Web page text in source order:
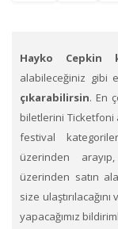
SAT
Hayko Cepkin
alabileceğiniz gibi
çıkarabilirsin. En
biletlerini Ticketfoni
festival
üzerinden
üzerinden satın
size
yapacağımız